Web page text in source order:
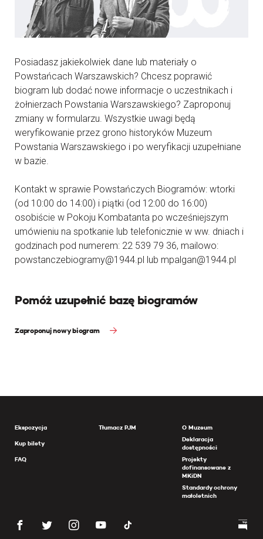
Posiadasz jakiekolwiek dane lub materiały o
Powstańcach Warszawskich? Chcesz poprawić
biogram lub dodać nowe informacje o uczestnikach i
żołnierzach Powstania Warszawskiego? Zaproponuj
zmiany w formularzu. Wszystkie uwagi będą
weryfikowanie przez grono historyków Muzeum
Powstania Warszawskiego i po weryfikacji uzupełniane
w bazie.
Kontakt w sprawie Powstańczych Biogramów: wtorki
(od 10:00 do 14:00) i piątki (od 12:00 do 16:00)
osobiście w Pokoju Kombatanta po wcześniejszym
umówieniu na spotkanie lub telefonicznie w ww. dniach i
godzinach pod numerem: 22 539 79 36, mailowo:
powstanczebiogramy@1944.pl lub mpalgan@1944.pl
Pomóż uzupełnić bazę biogramów
Zaproponuj nowy biogram
Ekspozycja
Kup bilety
FAQ
Tłumacz PJM
O Muzeum
Deklaracja
dostępności
Projekty
dofinansowane z
MKiDN
Standardy ochrony
małoletnich